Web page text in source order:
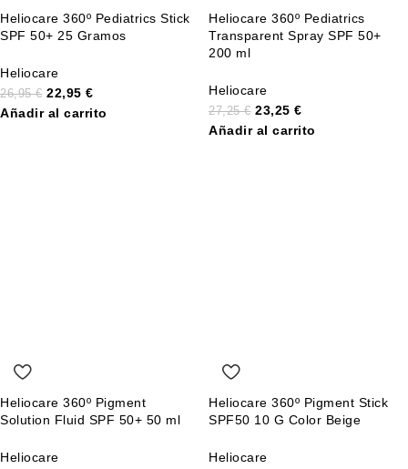
Heliocare 360º Pediatrics Stick
SPF 50+ 25 Gramos
Heliocare
26,95€ 22,95 €
Añadir al carrito
Heliocare 360º Pediatrics
Transparent Spray SPF 50+
200 ml
Heliocare
27,25€ 23,25 €
Añadir al carrito
Heliocare 360º Pigment
Solution Fluid SPF 50+ 50 ml
Heliocare
Heliocare 360º Pigment Stick
SPF50 10 G Color Beige
Heliocare